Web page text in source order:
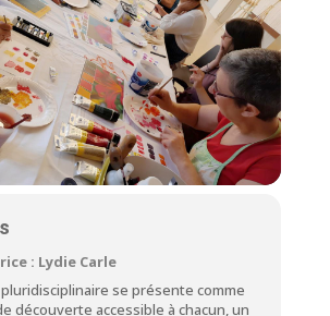
: Lydie Carle
pluridisciplinaire se présente comme
découverte accessible à chacun, un